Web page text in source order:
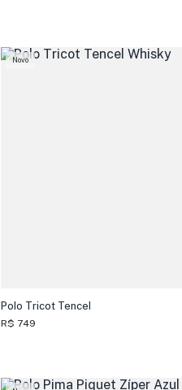
Novo
Polo Tricot Tencel
R$ 749